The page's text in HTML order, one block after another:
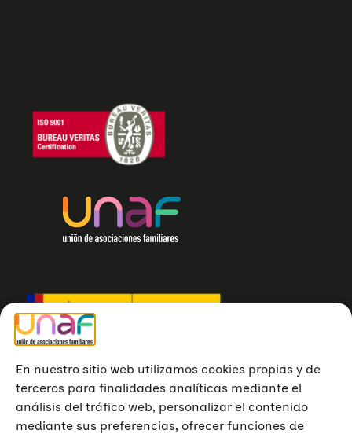
En nuestro sitio web utilizamos cookies propias y de
terceros para finalidades analíticas mediante el
análisis del tráfico web, personalizar el contenido
mediante sus preferencias, ofrecer funciones de